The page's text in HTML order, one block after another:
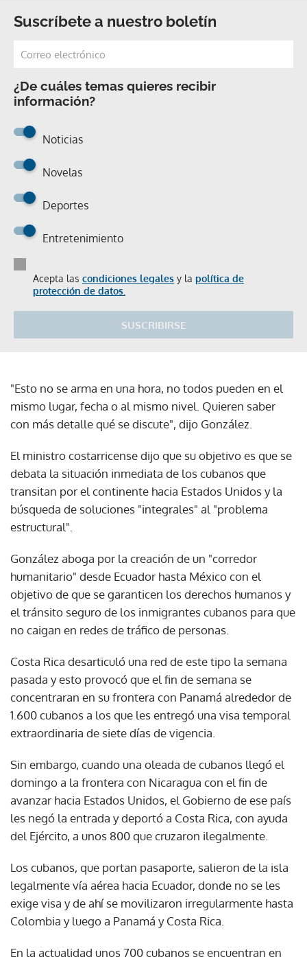
Suscríbete a nuestro boletín
¿De cuáles temas quieres recibir
información?
Noticias
Novelas
Deportes
Entretenimiento
Acepta las condiciones legales y la política de
protección de datos.
SUSCRIBIRSE
"Esto no se arma en una hora, no todos pueden en el
mismo lugar, fecha o al mismo nivel. Quieren saber
con más detalle qué se discute", dijo González.
El ministro costarricense dijo que su objetivo es que se
debata la situación inmediata de los cubanos que
transitan por el continente hacia Estados Unidos y la
búsqueda de soluciones "integrales" al "problema
estructural".
González aboga por la creación de un "corredor
humanitario" desde Ecuador hasta México con el
objetivo de que se garanticen los derechos humanos y
el tránsito seguro de los inmigrantes cubanos para que
no caigan en redes de tráfico de personas.
Costa Rica desarticuló una red de este tipo la semana
pasada y esto provocó que el fin de semana se
concentraran en su frontera con Panamá alrededor de
1.600 cubanos a los que les entregó una visa temporal
extraordinaria de siete días de vigencia.
Sin embargo, cuando una oleada de cubanos llegó el
domingo a la frontera con Nicaragua con el fin de
avanzar hacia Estados Unidos, el Gobierno de ese país
les negó la entrada y deportó a Costa Rica, con ayuda
del Ejército, a unos 800 que cruzaron ilegalmente.
Los cubanos, que portan pasaporte, salieron de la isla
legalmente vía aérea hacia Ecuador, donde no se les
exige visa y de ahí se movilizaron irregularmente hasta
Colombia y luego a Panamá y Costa Rica.
En la actualidad unos 700 cubanos se encuentran en